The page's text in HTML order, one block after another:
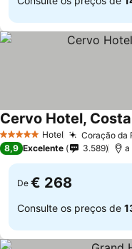
5 Estrelas Hotel Coração da
Cervo Hotel,
8,9 Excelente 3.589 a
De € 268
Consulte os preços de